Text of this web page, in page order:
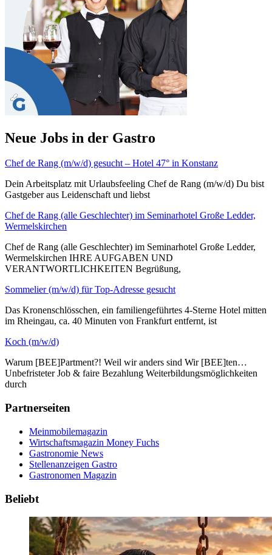
Neue Jobs in der Gastro
Chef de Rang (m/w/d) gesucht – Hotel 47° in Konstanz
Dein Arbeitsplatz mit Urlaubsfeeling Chef de Rang (m/w/d) Du bist
Gastgeber aus Leidenschaft und liebst
Chef de Rang (alle Geschlechter) im Seminarhotel Große Ledder,
Wermelskirchen
Chef de Rang (alle Geschlechter) im Seminarhotel Große Ledder,
Wermelskirchen IHRE AUFGABEN UND
VERANTWORTLICHKEITEN Begrüßung,
Sommelier (m/w/d) für Top-Adresse gesucht
Das Kronenschlösschen, ein familiengeführtes 4-Sterne Hotel mitten
im Rheingau, ca. 40 Minuten von Frankfurt entfernt, ist
Koch (m/w/d)
Warum [BEE]Partment?! Weil wir anders sind Wir [BEE]ten…
Unbefristeter Job & faire Bezahlung Weiterbildungsmöglichkeiten
durch
Partnerseiten
Meinmobilemagazin
Wirtschaftsmagazin Money Fuchs
Gastronomie News
Stellenanzeigen Gastro
Gastronomen Magazin
Beliebt